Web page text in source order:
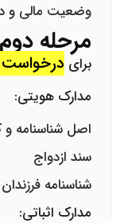
وضعیت مالی و
مرحله
برای
مدارک هویتی:
اصل شناسنامه
سند ازدواج
شناسنامه
مدارک اثباتی: